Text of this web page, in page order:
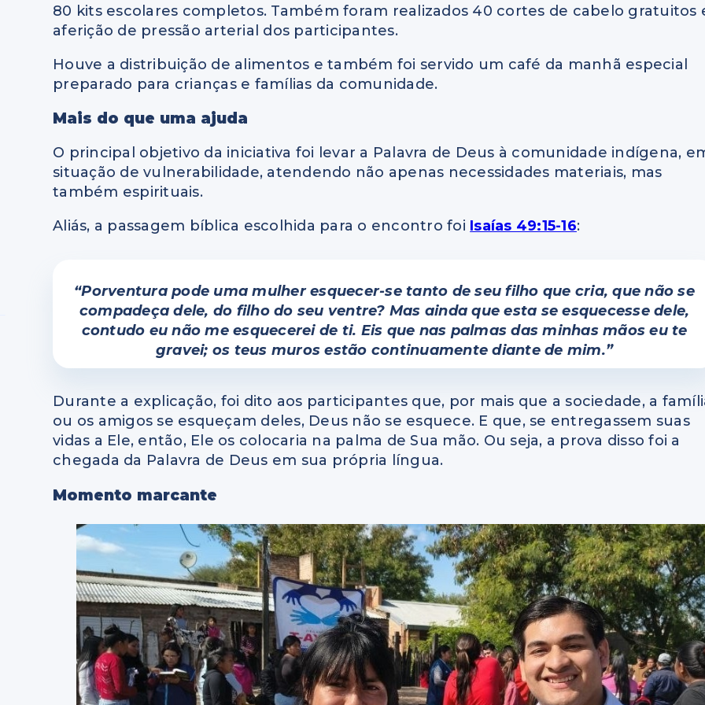
80 kits escolares completos. Também foram realizados 40 cortes de cabelo gratuitos
aferição de pressão arterial dos participantes.
Houve a distribuição de alimentos e também foi servido um café da manhã especial
preparado para crianças e famílias da comunidade.
Mais do que uma ajuda
O principal objetivo da iniciativa foi levar a Palavra de Deus à comunidade indígena,
situação de vulnerabilidade, atendendo não apenas necessidades materiais, mas
também espirituais.
Aliás, a passagem bíblica escolhida para o encontro foi Isaías 49:15-16:
“Porventura pode uma mulher esquecer-se tanto de seu filho que cria, que não se
compadeça dele, do filho do seu ventre? Mas ainda que esta se esquecesse dele,
contudo eu não me esquecerei de ti. Eis que nas palmas das minhas mãos eu te
gravei; os teus muros estão continuamente diante de mim.”
Durante a explicação, foi dito aos participantes que, por mais que a sociedade, a
ou os amigos se esqueçam deles, Deus não se esquece. E que, se entregassem suas
vidas a Ele, então, Ele os colocaria na palma de Sua mão. Ou seja, a prova disso foi a
chegada da Palavra de Deus em sua própria língua.
Momento marcante